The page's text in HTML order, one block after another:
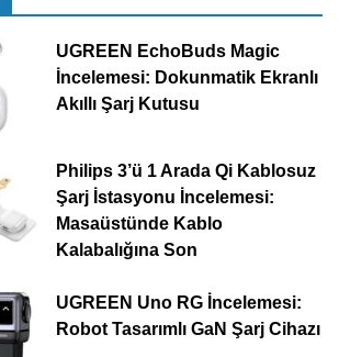
UGREEN EchoBuds Magic
İncelemesi: Dokunmatik Ekranlı
Akıllı Şarj Kutusu
Philips 3’ü 1 Arada Qi Kablosuz
Şarj İstasyonu İncelemesi:
Masaüstünde Kablo
Kalabalığına Son
UGREEN Uno RG İncelemesi:
Robot Tasarımlı GaN Şarj Cihazı